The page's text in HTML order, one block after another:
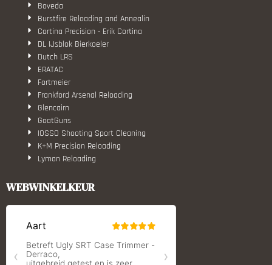
Boveda
Burstfire Reloading and Annealin
Cortina Precision - Erik Cortina
DL IJsblok Bierkoeler
Dutch LRS
ERATAC
Fortmeier
Frankford Arsenal Reloading
Glencairn
GoatGuns
IOSSO Shooting Sport Cleaning
K+M Precision Reloading
Lyman Reloading
Monstrum Tactical
S.T. Dupont
Shooters Global
Shooting Technology - Reloading
WEBWINKELKEUR